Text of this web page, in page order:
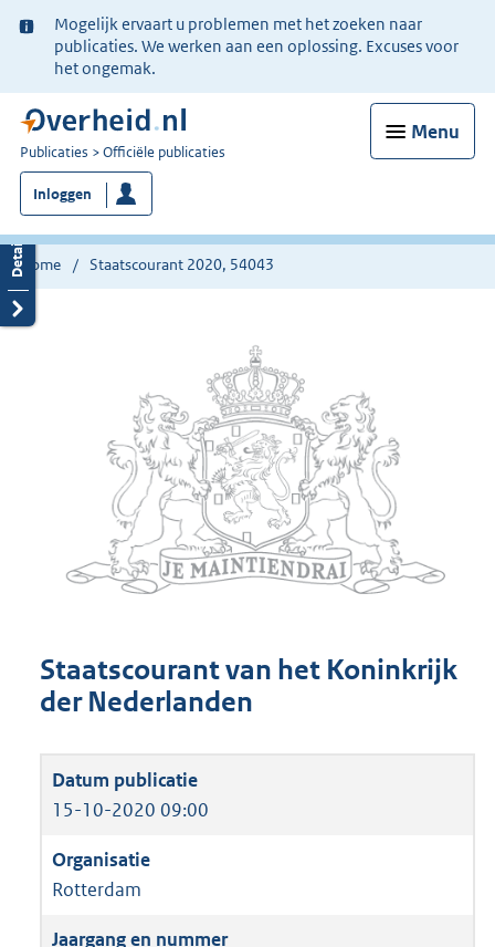
Ter
informatie:
Mogelijk ervaart u problemen met het zoeken naar
publicaties. We werken aan een oplossing. Excuses voor
het ongemak.
Menu
U
bent
nu
hier:
Publicaties Officiële publicaties
Inloggen
Home Staatscourant 2020, 54043
Staatscourant van het Koninkrijk
der Nederlanden
15-10-2020 09:00
Rotterdam